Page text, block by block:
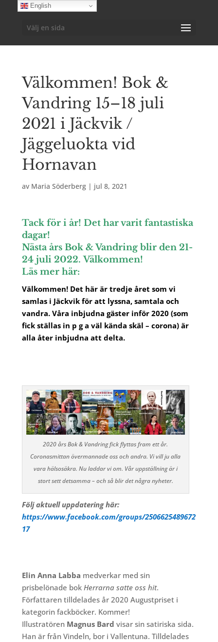
Välj en sida
Välkommen! Bok &
Vandring 15–18 juli
2021 i Jäckvik /
Jäggeluokta vid
Hornavan
av Maria Söderberg| jul 8, 2021
Tack för i år! Det har varit fantastiska
dagar!
Nästa års Bok & Vandring blir den 21-
24 juli 2022.Välkommen!
Läs mer här:
Välkommen! Det här är tredje året som vi
samlas i Jäckvik för att lyssna, samtala och
vandra. Våra inbjudna gäster inför 2020 (som
fick ställas in p g a väl kända skäl – corona) är
alla åter inbjudna att delta.
2020 års Bok & Vandring fick flyttas fram ett år.
Coronasmittan övermannade oss och andra. Vi vill ju alla
vara hälsosäkra. Nu laddar vi om. Vår uppställning är i
stort sett detsamma – och så blir det några nyheter.
Följ aktuell uppdatering här:
https://www.facebook.com/groups/2506625489672
17
Elin Anna Labba medverkar med sin
prisbelönade bok Herrarna satte oss hit.
Författaren tilldelades år 2020 Augustpriset i
kategorin fackböcker. Kommer!
Illustratören Magnus Bard visar sin satiriska sida.
Han är från Vindeln, bor i Vallentuna. Tilldelades
English